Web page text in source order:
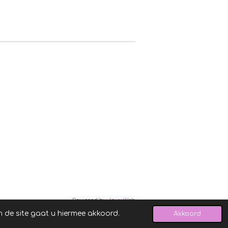
de site gaat u hiermee akkoord. Akkoord
Powered byJouwWeb